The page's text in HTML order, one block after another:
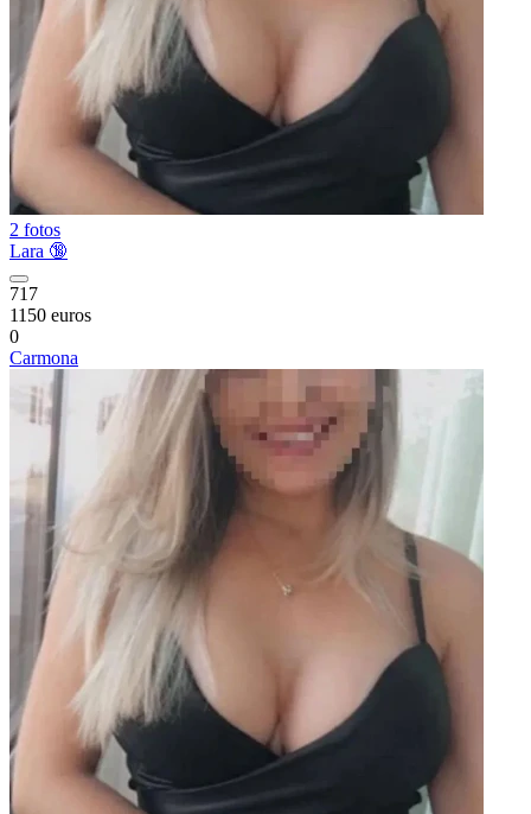
2 fotos
Lara 🔞
717
1150 euros
0
Carmona